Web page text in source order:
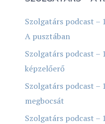
Szolgatárs podcast –
A pusztában
Szolgatárs podcast –
képzelőerő
Szolgatárs podcast –
megbocsát
Szolgatárs podcast –